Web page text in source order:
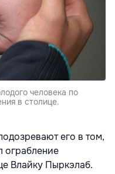
человека по
в столице.
его в том,
ограбление
Влайку Пыркэлаб.